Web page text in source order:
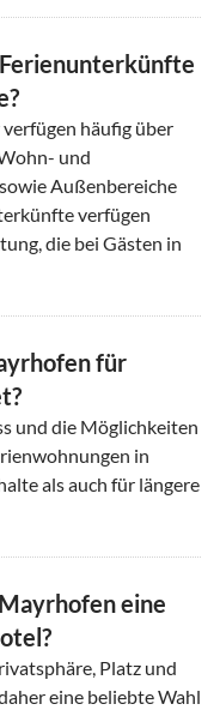
häufig über
und
Außenbereiche
verfügen
die bei Gästen in
für
und die Möglichkeiten
in
als auch für längere
eine
Platz und
eine beliebte Wahl